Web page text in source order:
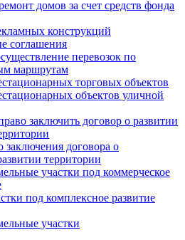
домов за счет средств фонда
конструкций
соглашения
перевозок по
маршрутам
торговых объектов
объектов уличной
заключить договор о развитии
заключения договора о
территории
участки под коммерческое
под комплексное развитие
участки